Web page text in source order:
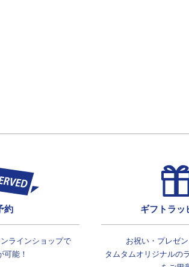
約
ラインショップで
可能！
ギフトラッ
お祝い・プレゼ
タムタムオリジナルの